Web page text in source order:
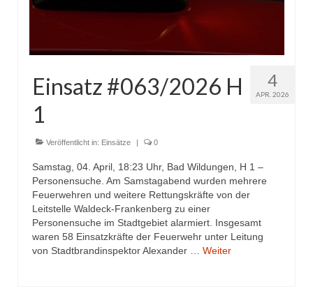
4
APR. 2026
Einsatz #063/2026 H
1
Veröffentlicht in: Einsätze | 0
Samstag, 04. April, 18:23 Uhr, Bad Wildungen, H 1 –
Personensuche. Am Samstagabend wurden mehrere
Feuerwehren und weitere Rettungskräfte von der
Leitstelle Waldeck-Frankenberg zu einer
Personensuche im Stadtgebiet alarmiert. Insgesamt
waren 58 Einsatzkräfte der Feuerwehr unter Leitung
von Stadtbrandinspektor Alexander … Weiter